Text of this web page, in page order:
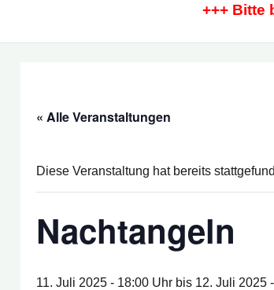
+++ Bitte
« Alle Veranstaltungen
Diese Veranstaltung hat bereits
Nachtangeln
11. Juli 2025 - 18:00 Uhr bis 12. Juli 2025